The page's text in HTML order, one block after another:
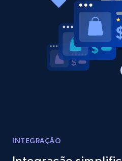
322+
Etsy - Collects data from
URL, Product id, Listing
INTEGRAÇÃO